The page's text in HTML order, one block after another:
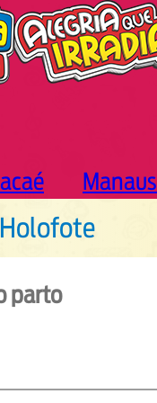
Manaus
Holofote
parto